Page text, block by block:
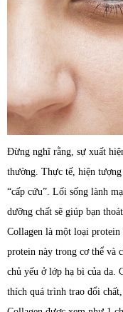
Đừng nghĩ rằng, sự xuất
thường. Thực tế, hiện
“cấp cứu”. Lối sống lành
dưỡng chất sẽ giúp bạn
Collagen là một loại
protein này trong cơ thể và
chủ yếu ở lớp hạ bì của da.
thích quá trình trao đổi